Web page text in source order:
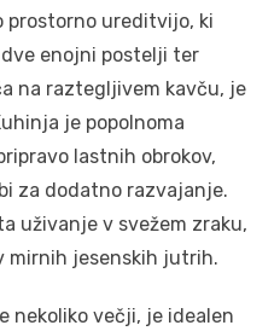
prostorno ureditvijo, ki
enojni postelji ter
na raztegljivem kavču, je
je popolnoma
lastnih obrokov,
za dodatno razvajanje.
uživanje v svežem zraku,
mirnih jesenskih jutrih.
nekoliko večji, je idealen